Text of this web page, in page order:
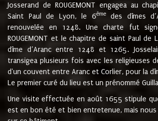
Josserand de ROUGEMONT engagea au
Saint Paul de Lyon, le 6èmedes dîmes
renouvelée en 1248. Une charte fut
ROUGEMONT et le chapitre de saint Paul de
dîme d’Aranc entre 1248 et 1265.
transigea plusieurs fois avec les religieuses
d'un couvent entre Aranc et Corlier, pour la
Le premier curé du lieu est un prénommé
Une visite effectuée en août 1655 stipule
est en bon été et bien entretenue, mais nous